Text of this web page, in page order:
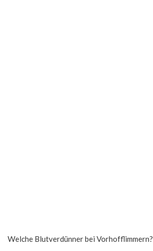
Welche Blutverdünner bei Vorhofflimmern?